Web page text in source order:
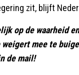
zit, blijft
op de waarheid
mee te
de mail!